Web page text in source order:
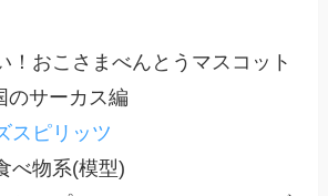
！おこさまべんとうマスコット
のサーカス編
スピリッツ
べ物系(模型)